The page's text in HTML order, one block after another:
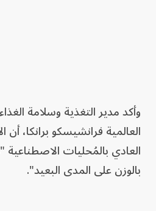
وأكد مدير التغذية وسلامة
العالمية فرانشيسكو برانكا،
العادي بالمُحليات
بالوزن على المدى البعيد".